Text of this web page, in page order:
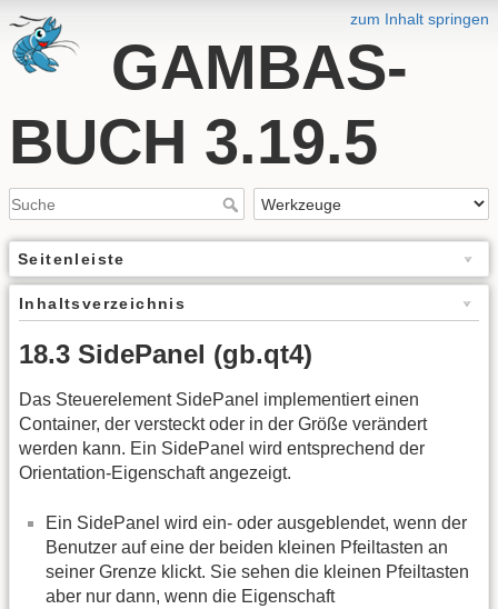
zum Inhalt springen
GAMBAS-
BUCH 3.19.5
Seitenleiste
Inhaltsverzeichnis
18.3 SidePanel (gb.qt4)
Das Steuerelement SidePanel implementiert einen
Container, der versteckt oder in der Größe verändert
werden kann. Ein SidePanel wird entsprechend der
Orientation-Eigenschaft angezeigt.
Ein SidePanel wird ein- oder ausgeblendet, wenn der
Benutzer auf eine der beiden kleinen Pfeiltasten an
seiner Grenze klickt. Sie sehen die kleinen Pfeiltasten
aber nur dann, wenn die Eigenschaft